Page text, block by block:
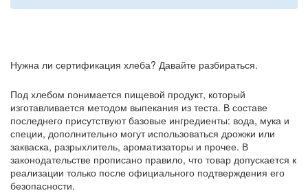
Нужна ли сертификация хлеба? Давайте разбираться.
Под хлебом понимается пищевой продукт, который
изготавливается методом выпекания из теста. В составе
последнего присутствуют базовые ингредиенты: вода, мука и
специи, дополнительно могут использоваться дрожжи или
закваска, разрыхлитель, ароматизаторы и прочее. В
законодательстве прописано правило, что товар допускается к
реализации только после официального подтверждения его
безопасности.